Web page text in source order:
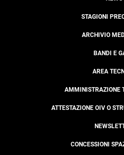
STAGIONI
ARCHIVIO
BANDI E
AREA
AMMINISTRAZIONE
ATTESTAZIONE OIV O
CONCESSIONI